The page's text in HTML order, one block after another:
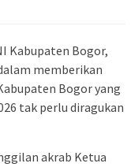
Kabupaten Bogor,
memberikan
Bogor yang
tak perlu diragukan
akrab Ketua